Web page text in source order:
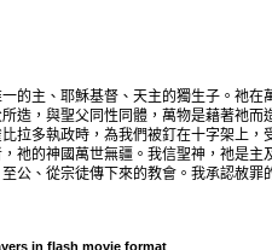
的主、耶穌基督、天主的獨生子。祂在
造，與聖父同性同體，萬物是藉著祂而
拉多執政時，為我們被釘在十字架上，
祂的神國萬世無疆。我信聖神，祂是主
公、從宗徒傳下來的教會。我承認赦罪
in flash movie format